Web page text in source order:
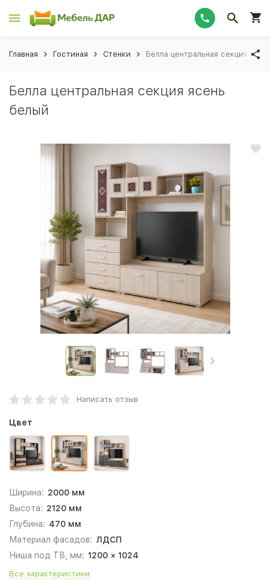
Главная Гостиная Стенки Белла центральная секция
Белла центральная секция ясень
белый
Написать отзыв
Цвет
Ширина: 2000 мм
Высота: 2120 мм
Глубина: 470 мм
Материал фасадов: ЛДСП
Ниша под ТВ, мм: 1200 × 1024
Все характеристики